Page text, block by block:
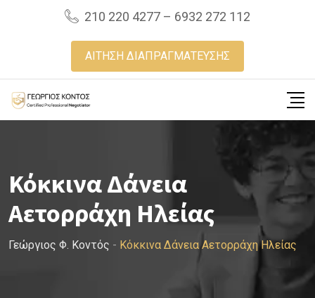
210 220 4277 – 6932 272 112
ΑΙΤΗΣΗ ΔΙΑΠΡΑΓΜΑΤΕΥΣΗΣ
Κόκκινα Δάνεια
Αετορράχη Ηλείας
Γεώργιος Φ. Κοντός - Κόκκινα Δάνεια Αετορράχη Ηλείας